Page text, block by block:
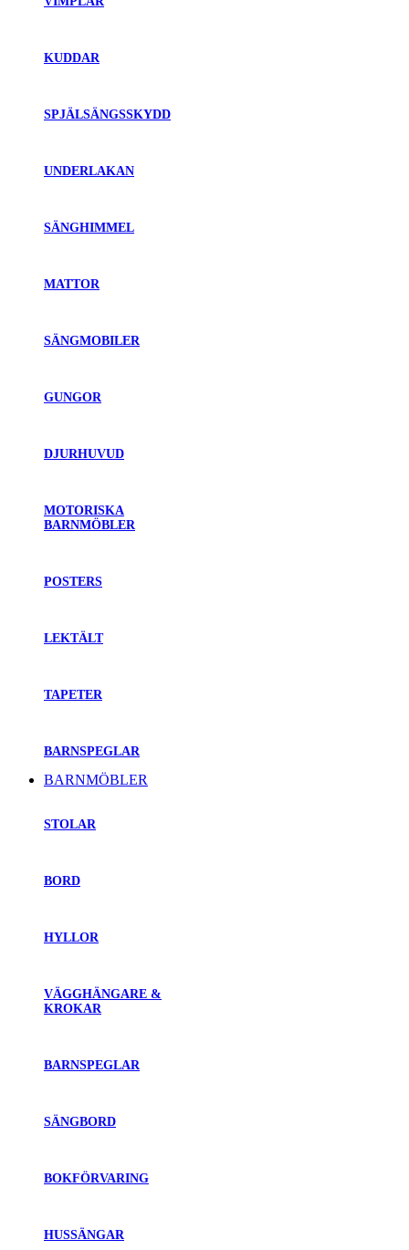
KUDDAR
SPJÄLSÄNGSSKYDD
UNDERLAKAN
SÄNGHIMMEL
MATTOR
SÄNGMOBILER
GUNGOR
DJURHUVUD
MOTORISKA
BARNMÖBLER
POSTERS
LEKTÄLT
TAPETER
BARNSPEGLAR
BARNMÖBLER
STOLAR
BORD
HYLLOR
VÄGGHÄNGARE &
KROKAR
BARNSPEGLAR
SÄNGBORD
BOKFÖRVARING
HUSSÄNGAR